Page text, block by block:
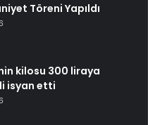
Töreni Yapıldı
kilosu 300 liraya
isyan etti